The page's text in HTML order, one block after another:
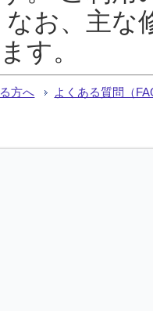
お、主な
す。
方へ よくある質問（